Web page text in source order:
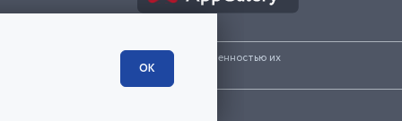
представленные на сайте являются собственностью их
ОК